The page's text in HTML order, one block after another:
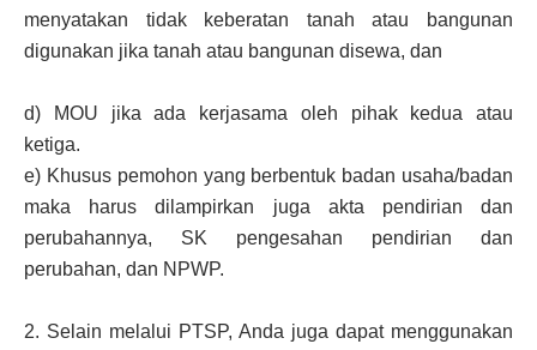
menyatakan tidak keberatan tanah atau bangunan
digunakan jika tanah atau bangunan disewa, dan
d)
MOU jika ada kerjasama oleh pihak kedua atau
ketiga.
e) Khusus pemohon yang berbentuk badan usaha/badan
maka harus dilampirkan juga akta pendirian dan
perubahannya, SK pengesahan pendirian dan
perubahan, dan NPWP.
2. Selain melalui PTSP, Anda juga dapat menggunakan